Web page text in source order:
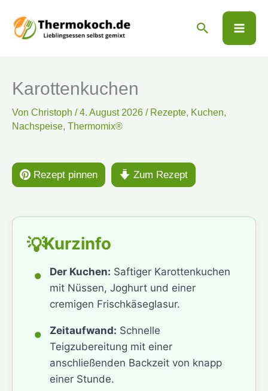
Zum
Inhalt
Suchen
Karottenkuchen
Von Christoph /4. August 2026 / Rezepte, Kuchen,
Nachspeise, Thermomix®
Rezept pinnen Zum Rezept
💡Kurzinfo
• Der Kuchen: Saftiger Karottenkuchen
mit Nüssen, Joghurt und einer
cremigen Frischkäseglasur.
• Zeitaufwand: Schnelle
Teigzubereitung mit einer
anschließenden Backzeit von knapp
einer Stunde.